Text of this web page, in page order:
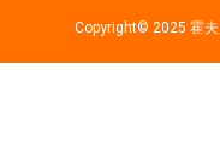
Copyright© 2025 霍